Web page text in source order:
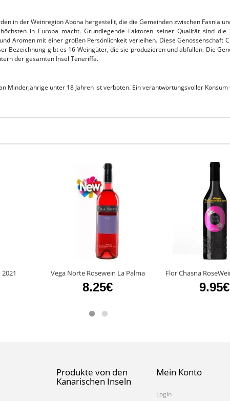
in der Weinregion Abona hergestellt, die die Gemeinden zwischen Fasnia
in Europa macht. Grundlegende Faktoren seiner Qualität sind die
Aromen mit einer großen Persönlichkeit verleihen. Diese Genossenschaft
Bezeichnung gibt es 16 Weingüter, die sie produzieren und abfüllen. Die
der gesamten Insel Teneriffa.
Minderjährige unter 18 Jahren ist verboten. Ein verantwortungsvoller
Vega Norte Rosewein La Palma
8.25€
Flor Chasna
9.95€
Produkte von den
Kanarischen Inseln
Mein Konto
Login